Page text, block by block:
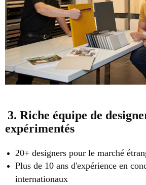
3. Riche équipe de
expérimentés
20+ designers pour le marché
Plus de 10 ans d'expérience en
internationaux